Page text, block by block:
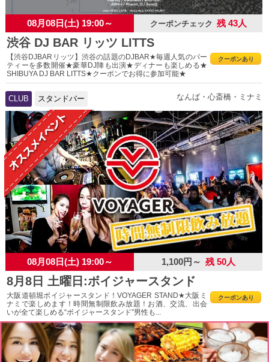
08月08日(土) 19:00～ クーポンチェック 残 43人
渋谷 DJ BAR リッツ LITTS
クーポンあり
【渋谷DJBARリッツ】渋谷の話題のDJBAR★毎週人気のパー
ティーを多数開催★豪華DJ陣も出演★ディナーも楽しめる★
SHIBUYA DJ BAR LITTS★クーポンでお得に参加可能★
CLUB スタンドバー なんば・心斎橋・ミナミ
08月08日(土) 19:00～ 1,100円～ 残 50人
8月8日 土曜日:ボイジャースタンド
クーポンあり
大阪道頓堀ボイジャースタンド！VOYAGER STAND★大阪ミ
ナミで楽しめます！時間無制限飲み放題！お酒、交流、出会
いが全て楽しめる“ボイジャースタンド”男性も...